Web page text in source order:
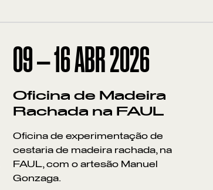
09—16ABR2026
Oficina de Madeira
Rachada na FAUL
Oficina de experimentação de
cestaria de madeira rachada, na
FAUL, com o artesão Manuel
Gonzaga.